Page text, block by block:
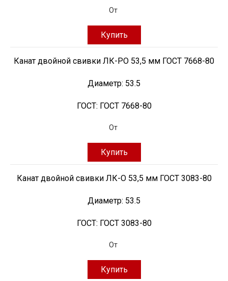
От
Купить
Канат двойной свивки ЛК-РО 53,5 мм ГОСТ 7668-80
Диаметр: 53.5
ГОСТ: ГОСТ 7668-80
От
Купить
Канат двойной свивки ЛК-О 53,5 мм ГОСТ 3083-80
Диаметр: 53.5
ГОСТ: ГОСТ 3083-80
От
Купить